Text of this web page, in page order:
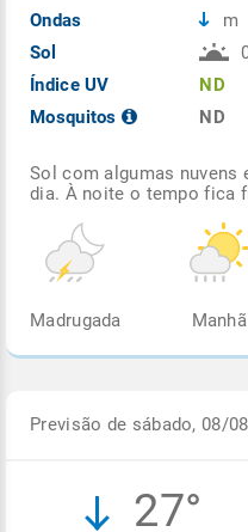
Ondas
Sol
Índice UV
Mosquitos
m
ND
ND
Sol com algumas nuvens
dia. À noite o tempo fica
Madrugada Manhã
Previsão de sábado, 08/
27°